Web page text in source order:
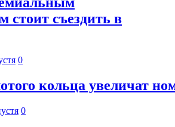
стоит съездить в
0
кольца увеличат
0